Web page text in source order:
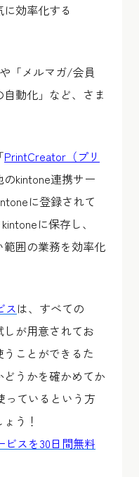
効率化する
「メルマガ/会員
動化」など、さま
PrintCreator（プリ
のkintone連携サー
に登録されて
に保存し、
囲の業務を効率化
スは、すべての
が用意されてお
ことができるた
うかを確かめてか
っているという方
う！
ビスを30日間無料